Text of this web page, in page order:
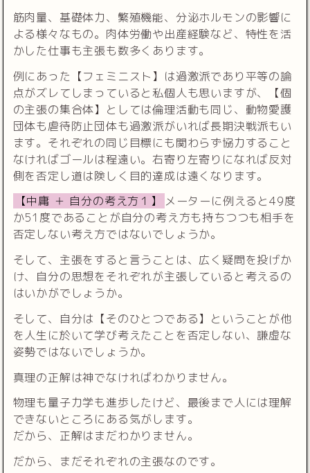
筋肉量、基礎体力、繁殖機能、分泌ホルモンの影響に
よる様々なもの。肉体労働や出産経験など、特性を活
かした仕事も主張も数多くあります。
例にあった【フェミニスト】は過激派であり平等の論
点がズレてしまっていると私個人も思いますが、【個
の主張の集合体】としては倫理活動も同じ、動物愛護
団体も虐待防止団体も過激派がいれば長期決戦派もい
ます。それぞれの同じ目標にも関わらず協力すること
なければゴールは程遠い。右寄り左寄りになれば反対
側を否定し道は険しく目的達成は遠くなります。
【中庸 ＋ 自分の考え方１】
メーターに例えると49度
か51度であることが自分の考え方も持ちつつも相手を
否定しない考え方ではないでしょうか。
そして、主張をすると言うことは、広く疑問を投げか
け、自分の思想をそれぞれが主張していると考えるの
はいかがでしょうか。
そして、自分は【そのひとつである】ということが他
を人生に於いて学び考えたことを否定しない、謙虚な
姿勢ではないでしょうか。
真理の正解は神でなければわかりません。
物理も量子力学も進歩したけど、最後まで人には理解
できないところにある気がします。
だから、正解はまだわかりません。
だから、まだそれぞれの主張なのです。